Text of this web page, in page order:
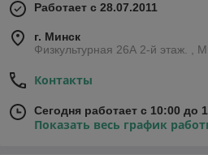
Работает с 28.07.2011
г. Минск
Физкультурная 26А 2-й этаж. ,
Контакты
Сегодня работает с 10:00 до
Показать весь график